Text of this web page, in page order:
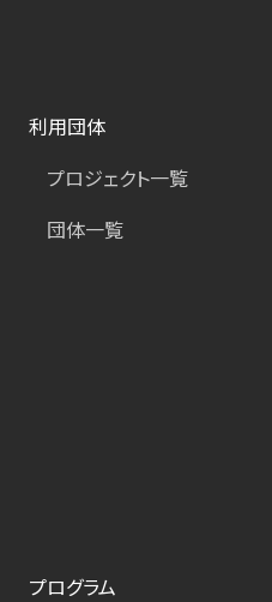
利用団体
プロジェクト一覧
団体一覧
プログラム